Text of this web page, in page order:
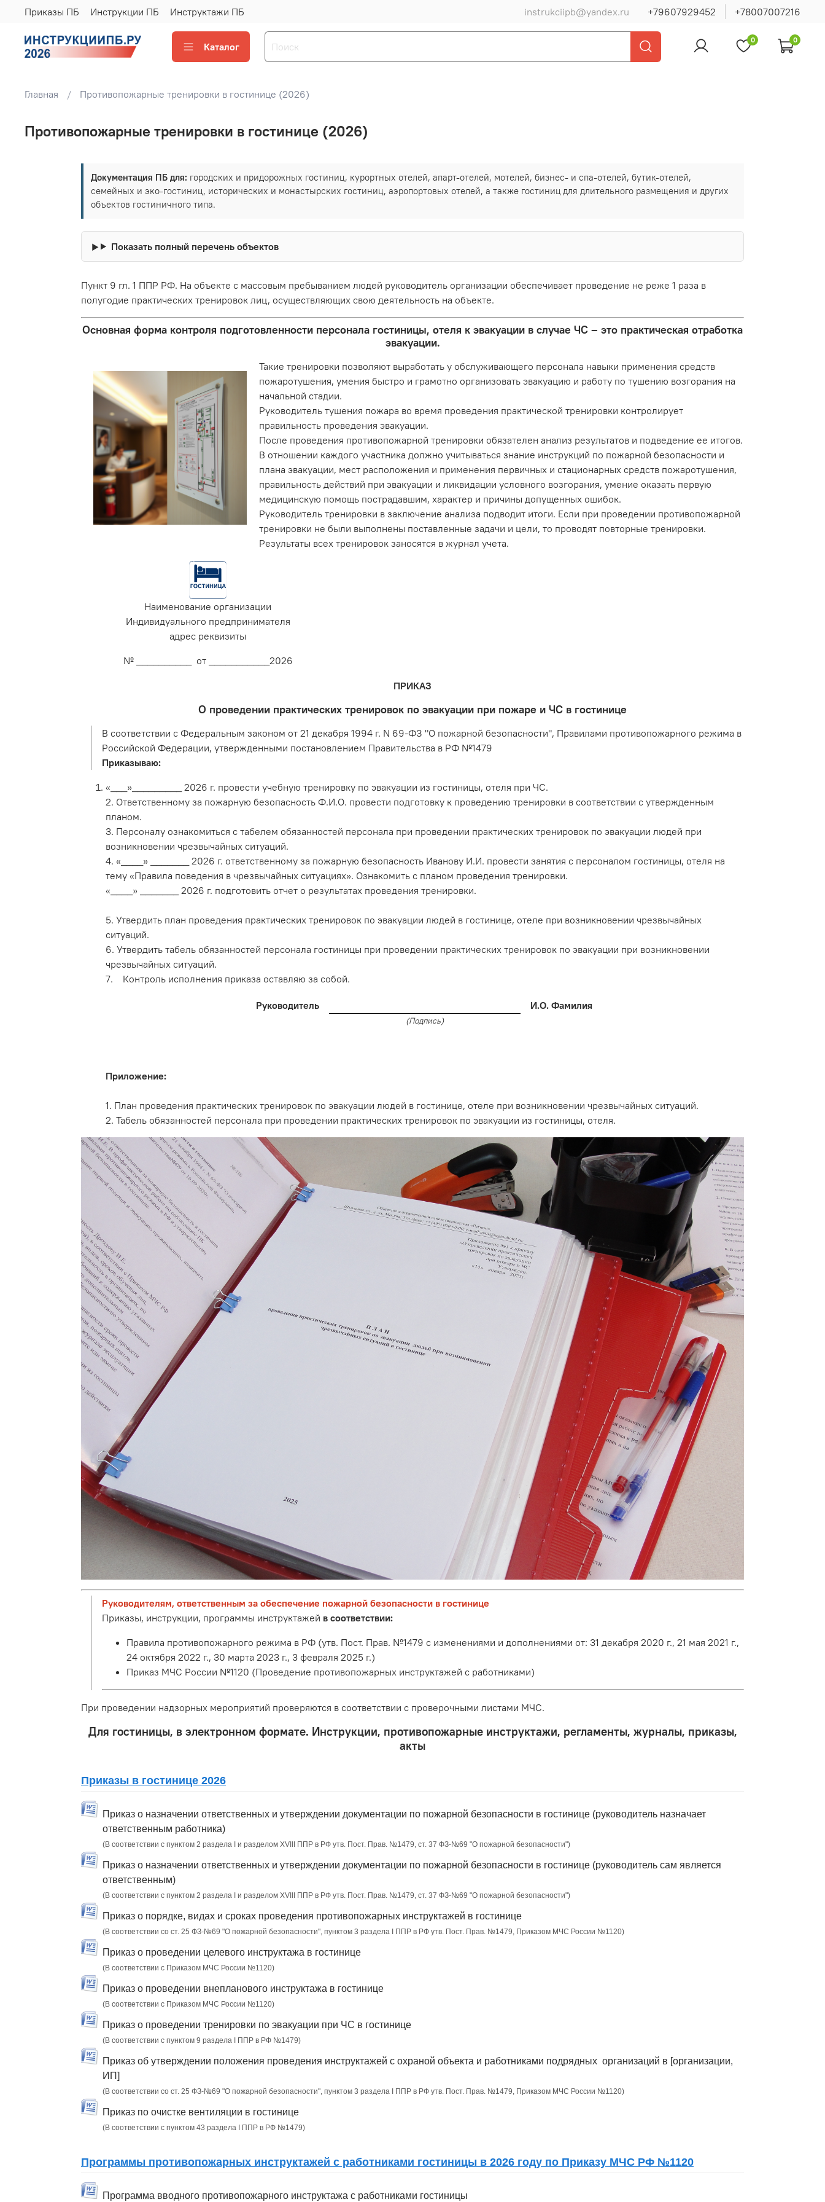
Приказы ПБ Инструкции ПБ Инструктажи ПБ instrukciipb@yandex.ru +79607929452 +78007007216
Каталог
0 0
Главная Противопожарные тренировки в гостинице (2026)
Противопожарные тренировки в гостинице (2026)
Документация ПБ для: городских и придорожных гостиниц, курортных отелей, апарт-отелей, мотелей, бизнес- и спа-отелей, бутик-отелей,
семейных и эко-гостиниц, исторических и монастырских гостиниц, аэропортовых отелей, а также гостиниц для длительного размещения и других
объектов гостиничного типа.
Показать полный перечень объектов
Пункт 9 гл. 1 ППР РФ. На объекте с массовым пребыванием людей руководитель организации обеспечивает проведение не реже 1 раза в
полугодие практических тренировок лиц, осуществляющих свою деятельность на объекте.
Основная форма контроля подготовленности персонала гостиницы, отеля к эвакуации в случае ЧС – это практическая отработка
эвакуации.
Такие тренировки позволяют выработать у обслуживающего персонала навыки применения средств
пожаротушения, умения быстро и грамотно организовать эвакуацию и работу по тушению возгорания на
начальной стадии.
Руководитель тушения пожара во время проведения практической тренировки контролирует
правильность проведения эвакуации.
После проведения противопожарной тренировки обязателен анализ результатов и подведение ее итогов.
В отношении каждого участника должно учитываться знание инструкций по пожарной безопасности и
плана эвакуации, мест расположения и применения первичных и стационарных средств пожаротушения,
правильность действий при эвакуации и ликвидации условного возгорания, умение оказать первую
медицинскую помощь пострадавшим, характер и причины допущенных ошибок.
Руководитель тренировки в заключение анализа подводит итоги. Если при проведении противопожарной
тренировки не были выполнены поставленные задачи и цели, то проводят повторные тренировки.
Результаты всех тренировок заносятся в журнал учета.
Наименование организации
Индивидуального предпринимателя
адрес реквизиты
№ __________ от ___________2026
ПРИКАЗ
О проведении практических тренировок по эвакуации при пожаре и ЧС в гостинице
В соответствии с Федеральным законом от 21 декабря 1994 г. N 69-ФЗ "О пожарной безопасности", Правилами противопожарного режима в
Российской Федерации, утвержденными постановлением Правительства в РФ №1479
Приказываю:
«___»_________ 2026 г. провести учебную тренировку по эвакуации из гостиницы, отеля при ЧС.
2. Ответственному за пожарную безопасность Ф.И.О. провести подготовку к проведению тренировки в соответствии с утвержденным
планом.
3. Персоналу ознакомиться с табелем обязанностей персонала при проведении практических тренировок по эвакуации людей при
возникновении чрезвычайных ситуаций.
4. «____» _______ 2026 г. ответственному за пожарную безопасность Иванову И.И. провести занятия с персоналом гостиницы, отеля на
тему «Правила поведения в чрезвычайных ситуациях». Ознакомить с планом проведения тренировки.
«____» _______ 2026 г. подготовить отчет о результатах проведения тренировки.
5. Утвердить план проведения практических тренировок по эвакуации людей в гостинице, отеле при возникновении чрезвычайных
ситуаций.
6. Утвердить табель обязанностей персонала гостиницы при проведении практических тренировок по эвакуации при возникновении
чрезвычайных ситуаций.
7. Контроль исполнения приказа оставляю за собой.
Руководитель И.О. Фамилия
(Подпись)
Приложение:
1. План проведения практических тренировок по эвакуации людей в гостинице, отеле при возникновении чрезвычайных ситуаций.
2. Табель обязанностей персонала при проведении практических тренировок по эвакуации из гостиницы, отеля.
Руководителям, ответственным за обеспечение пожарной безопасности в гостинице
Приказы, инструкции, программы инструктажей в соответствии:
Правила противопожарного режима в РФ (утв. Пост. Прав. №1479 с изменениями и дополнениями от: 31 декабря 2020 г., 21 мая 2021 г.,
24 октября 2022 г., 30 марта 2023 г., 3 февраля 2025 г.)
Приказ МЧС России №1120 (Проведение противопожарных инструктажей с работниками)
При проведении надзорных мероприятий проверяются в соответствии с проверочными листами МЧС.
Для гостиницы, в электронном формате. Инструкции, противопожарные инструктажи, регламенты, журналы, приказы,
акты
Приказы в гостинице 2026
Приказ о назначении ответственных и утверждении документации по пожарной безопасности в гостинице (руководитель назначает
ответственным работника)
(В соответствии с пунктом 2 раздела I и разделом XVIII ППР в РФ утв. Пост. Прав. №1479, ст. 37 ФЗ-№69 "О пожарной безопасности")
Приказ о назначении ответственных и утверждении документации по пожарной безопасности в гостинице (руководитель сам является
ответственным)
(В соответствии с пунктом 2 раздела I и разделом XVIII ППР в РФ утв. Пост. Прав. №1479, ст. 37 ФЗ-№69 "О пожарной безопасности")
Приказ о порядке, видах и сроках проведения противопожарных инструктажей в гостинице
(В соответствии со ст. 25 ФЗ-№69 "О пожарной безопасности", пунктом 3 раздела I ППР в РФ утв. Пост. Прав. №1479, Приказом МЧС России №1120)
Приказ о проведении целевого инструктажа в гостинице
(В соответствии с Приказом МЧС России №1120)
Приказ о проведении внепланового инструктажа в гостинице
(В соответствии с Приказом МЧС России №1120)
Приказ о проведении тренировки по эвакуации при ЧС в гостинице
(В соответствии с пунктом 9 раздела I ППР в РФ №1479)
Приказ об утверждении положения проведения инструктажей с охраной объекта и работниками подрядных организаций в [организации,
ИП]
(В соответствии со ст. 25 ФЗ-№69 "О пожарной безопасности", пунктом 3 раздела I ППР в РФ утв. Пост. Прав. №1479, Приказом МЧС России №1120)
Приказ по очистке вентиляции в гостинице
(В соответствии с пунктом 43 раздела I ППР в РФ №1479)
Программы противопожарных инструктажей с работниками гостиницы в 2026 году по Приказу МЧС РФ №1120
Программа вводного противопожарного инструктажа с работниками гостиницы